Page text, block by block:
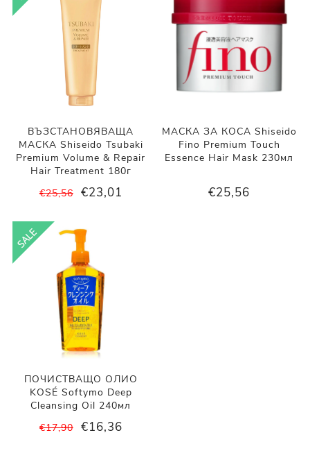
ВЪЗСТАНОВЯВАЩА
МАСКА Shiseido Tsubaki
Premium Volume & Repair
Hair Treatment 180г
€25,56 €23,01
МАСКА ЗА КОСА Shiseido
Fino Premium Touch
Essence Hair Mask 230мл
€25,56
ПОЧИСТВАЩО ОЛИО
KOSÉ Softymo Deep
Cleansing Oil 240мл
€17,90 €16,36